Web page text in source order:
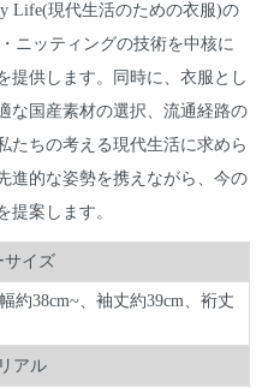
Life(現代生活のための衣服)の
ニッティングの技術を中核に
提供します。同時に、衣服とし
な国産素材の選択、流通経路の
たちの考える現代生活に求めら
進的な姿勢を携えながら、今の
提案します。
サイズ
約38cm~、袖丈約39cm、裄丈
アル